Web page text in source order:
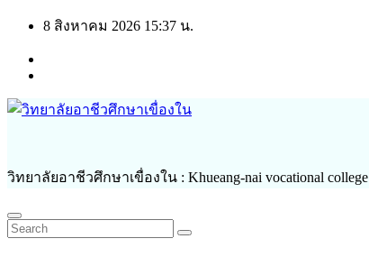
Skip
8 สิงหาคม 2026 15:37 น.
วิทยาลัยอาชีวศึกษาเขื่องใน : Khueang-nai vocational college